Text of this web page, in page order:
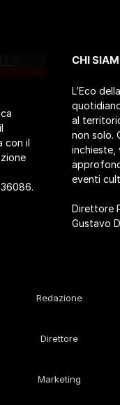
con il
CHI
L’Eco
al
non solo.
inchieste,
eventi
Direttore
Gustavo
Redazione
Direttore
Marketing